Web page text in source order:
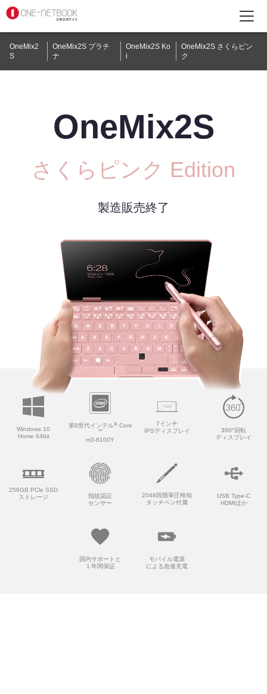
OneMix2
S
OneMix2S プラチ
ナ
OneMix2S Ko
i
OneMix2S さくらピン
ク
OneMix2S
さくらピンク Edition
製造販売終了
Windows 10
Home 64bit
第8世代インテル®Core
™
m3-8100Y
7インチ
IPSディスプレイ
360°回転
ディスプレイ
256GB PCle SSD
ストレージ
指紋認証
センサー
2048段階筆圧検知
タッチペン付属
USB Type-C
HDMIほか
国内サポートと
１年間保証
モバイル電源
による急速充電